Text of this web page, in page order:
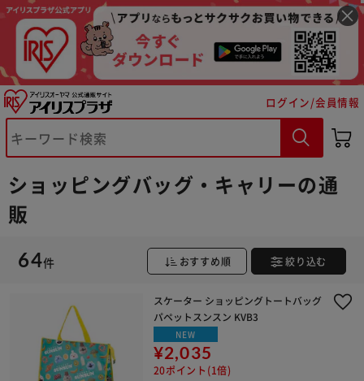
ログイン/会員情報
ショッピングバッグ・キャリーの通
販
64件 おすすめ順 絞り込む
スケーター ショッピングトートバッグ
パペットスンスン KVB3
NEW
¥2,035
20ポイント(1倍)